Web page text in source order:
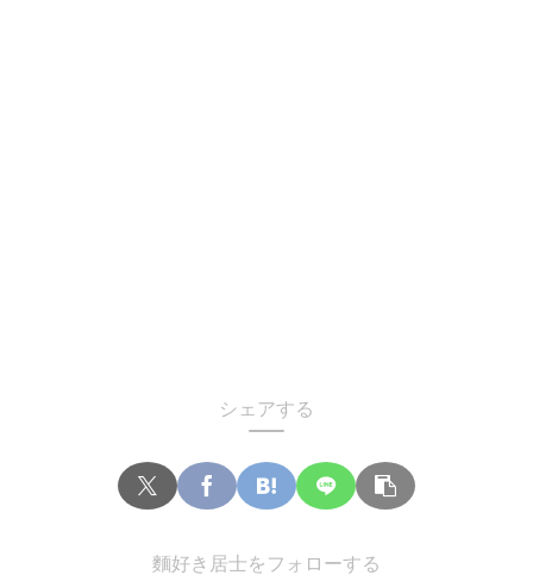
シェアする
麵好き居士をフォローする